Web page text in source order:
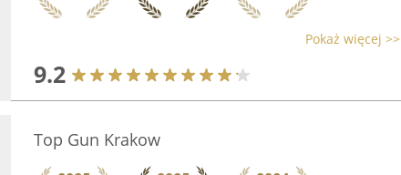
Pokaż więcej >>
9.2
Top Gun Krakow